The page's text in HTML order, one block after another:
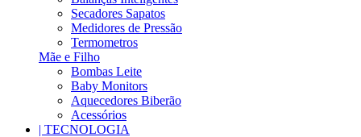
Secadores Sapatos
Medidores de Pressão
Termometros
Mãe e Filho
Bombas Leite
Baby Monitors
Aquecedores Biberão
Acessórios
| TECNOLOGIA